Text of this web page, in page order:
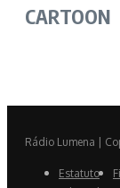
CARTOON
Rádio Lumena |
Estatuto